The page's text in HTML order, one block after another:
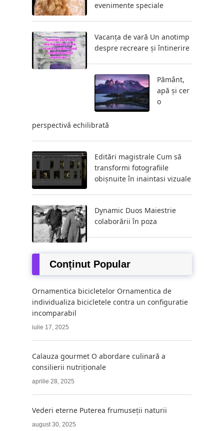
evenimente speciale
Vacanța de vară Un anotimp
despre recreare și întinerire
Pământ,
apă și cer
o
perspectivă echilibrată
Editări magistrale Cum să
transformi fotografiile
obișnuite în inaintasi vizuale
Dynamic Duos Maiestrie
colaborării în poza
Conținut Popular
Ornamentica bicicletelor Ornamentica de
individualiza bicicletele contra un configuratie
incomparabil
iulie 17, 2025
Calauza gourmet O abordare culinară a
consilierii nutriționale
aprilie 28, 2025
Vederi eterne Puterea frumuseții naturii
august 30, 2025